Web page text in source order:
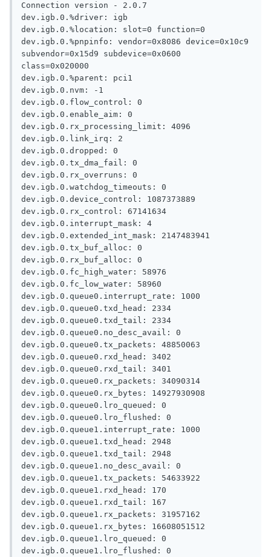
Connection version - 2.0.7
dev.igb.0.%driver: igb
dev.igb.0.%location: slot=0 function=0
dev.igb.0.%pnpinfo: vendor=0x8086 device=0x10c9
subvendor=0x15d9 subdevice=0x0600
class=0x020000
dev.igb.0.%parent: pci1
dev.igb.0.nvm: -1
dev.igb.0.flow_control: 0
dev.igb.0.enable_aim: 0
dev.igb.0.rx_processing_limit: 4096
dev.igb.0.link_irq: 2
dev.igb.0.dropped: 0
dev.igb.0.tx_dma_fail: 0
dev.igb.0.rx_overruns: 0
dev.igb.0.watchdog_timeouts: 0
dev.igb.0.device_control: 1087373889
dev.igb.0.rx_control: 67141634
dev.igb.0.interrupt_mask: 4
dev.igb.0.extended_int_mask: 2147483941
dev.igb.0.tx_buf_alloc: 0
dev.igb.0.rx_buf_alloc: 0
dev.igb.0.fc_high_water: 58976
dev.igb.0.fc_low_water: 58960
dev.igb.0.queue0.interrupt_rate: 1000
dev.igb.0.queue0.txd_head: 2334
dev.igb.0.queue0.txd_tail: 2334
dev.igb.0.queue0.no_desc_avail: 0
dev.igb.0.queue0.tx_packets: 48850063
dev.igb.0.queue0.rxd_head: 3402
dev.igb.0.queue0.rxd_tail: 3401
dev.igb.0.queue0.rx_packets: 34090314
dev.igb.0.queue0.rx_bytes: 14927930908
dev.igb.0.queue0.lro_queued: 0
dev.igb.0.queue0.lro_flushed: 0
dev.igb.0.queue1.interrupt_rate: 1000
dev.igb.0.queue1.txd_head: 2948
dev.igb.0.queue1.txd_tail: 2948
dev.igb.0.queue1.no_desc_avail: 0
dev.igb.0.queue1.tx_packets: 54633922
dev.igb.0.queue1.rxd_head: 170
dev.igb.0.queue1.rxd_tail: 167
dev.igb.0.queue1.rx_packets: 31957162
dev.igb.0.queue1.rx_bytes: 16608051512
dev.igb.0.queue1.lro_queued: 0
dev.igb.0.queue1.lro_flushed: 0